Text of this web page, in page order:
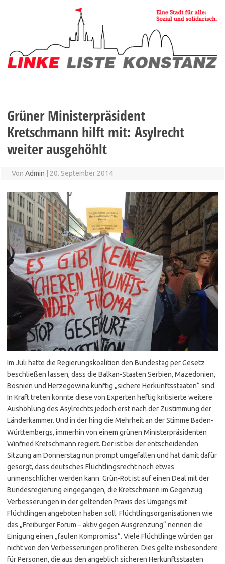
Grüner Ministerpräsident
Kretschmann hilft mit: Asylrecht
weiter ausgehöhlt
Von Admin 20. September 2014
Im Juli hatte die Regierungskoalition den Bundestag per Gesetz
beschließen lassen, dass die Balkan-Staaten Serbien, Mazedonien,
Bosnien und Herzegowina künftig „sichere Herkunftsstaaten“ sind.
In Kraft treten konnte diese von Experten heftig kritisierte weitere
Aushöhlung des Asylrechts jedoch erst nach der Zustimmung der
Länderkammer. Und in der hing die Mehrheit an der Stimme Baden-
Württembergs, immerhin von einem grünen Ministerpräsidenten
Winfried Kretschmann regiert. Der ist bei der entscheidenden
Sitzung am Donnerstag nun prompt umgefallen und hat damit dafür
gesorgt, dass deutsches Flüchtlingsrecht noch etwas
unmenschlicher werden kann. Grün-Rot ist auf einen Deal mit der
Bundesregierung eingegangen, die Kretschmann im Gegenzug
Verbesserungen in der geltenden Praxis des Umgangs mit
Flüchtlingen angeboten haben soll. Flüchtlingsorganisationen wie
das „Freiburger Forum – aktiv gegen Ausgrenzung“ nennen die
Einigung einen „faulen Kompromiss“. Viele Flüchtlinge würden gar
nicht von den Verbesserungen profitieren. Dies gelte insbesondere
für Personen, die aus den angeblich sicheren Herkunftsstaaten